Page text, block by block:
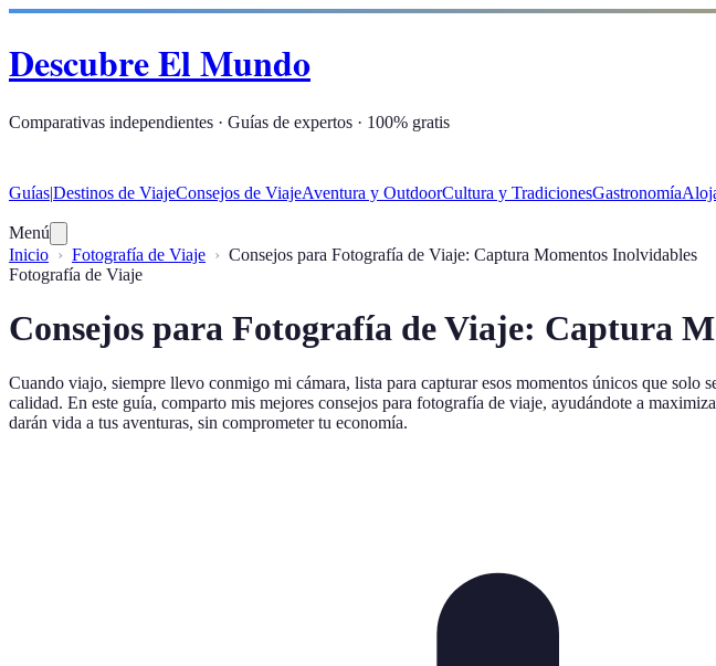
Descubre El Mundo
Comparativas independientes · Guías de expertos · 100% gratis
Guías|Destinos de ViajeConsejos de ViajeAventura y OutdoorCultura y TradicionesGastronomía
Menú
Inicio
Fotografía de Viaje
Consejos para Fotografía de Viaje: Captura Momentos Inolvidables
Fotografía de Viaje
Consejos para Fotografía de Viaje: Captura
Cuando viajo, siempre llevo conmigo mi cámara, lista para capturar esos momentos únicos que
calidad. En este guía, comparto mis mejores consejos para fotografía de viaje, ayudándote a
darán vida a tus aventuras, sin comprometer tu economía.